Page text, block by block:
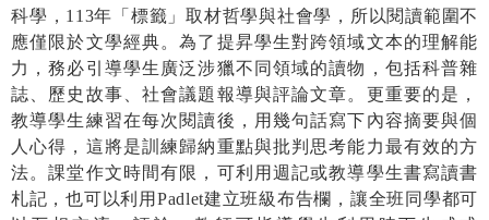
科學， 113年「標籤」取材哲學與社會學，所以閱讀範圍不
應僅限於文學經典。為了提昇學生對跨領域文本的理解能
力，務必引導學生廣泛涉獵不同領域的讀物，包括科普雜
誌、歷史故事、社會議題報導與評論文章。更重要的是，
教導學生練習在每次閱讀後，用幾句話寫下內容摘要與個
人心得，這將是訓練歸納重點與批判思考能力最有效的方
法。課堂作文時間有限，可利用週記或教導學生書寫讀書
札記，也可以利用 Padlet建立班級布告欄，讓全班同學都可